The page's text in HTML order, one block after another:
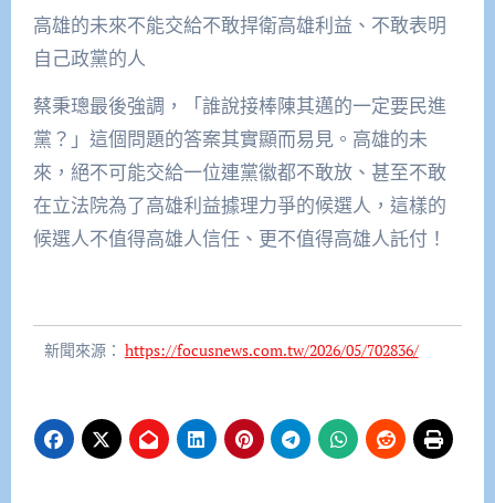
高雄的未來不能交給不敢捍衛高雄利益、不敢表明
自己政黨的人
蔡秉璁最後強調，「誰說接棒陳其邁的一定要民進
黨？」這個問題的答案其實顯而易見。高雄的未
來，絕不可能交給一位連黨徽都不敢放、甚至不敢
在立法院為了高雄利益據理力爭的候選人，這樣的
候選人不值得高雄人信任、更不值得高雄人託付！
新聞來源： https://focusnews.com.tw/2026/05/702836/